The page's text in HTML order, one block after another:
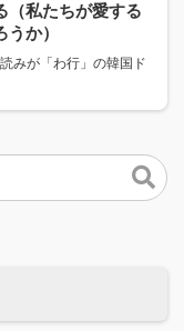
（私たちが愛する
か）
みが「わ行」の韓国ド